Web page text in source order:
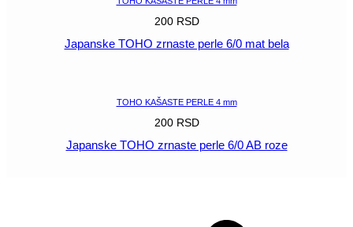
200 RSD
Japanske TOHO zrnaste perle 6/0 mat bela
TOHO KAŠASTE PERLE 4 mm
200 RSD
Japanske TOHO zrnaste perle 6/0 AB roze